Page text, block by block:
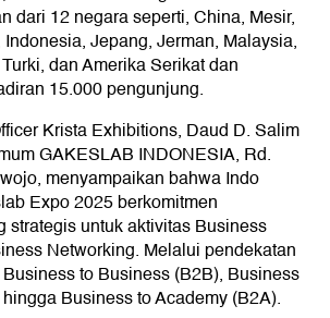
dari 12 negara seperti, China, Mesir,
Jepang, Jerman, Malaysia,
dan Amerika Serikat dan
15.000 pengunjung.
Krista Exhibitions, Daud D. Salim
GAKESLAB INDONESIA, Rd.
menyampaikan bahwa Indo
Expo 2025 berkomitmen
strategis untuk aktivitas Business
Networking. Melalui pendekatan
to Business (B2B), Business
Business to Academy (B2A).